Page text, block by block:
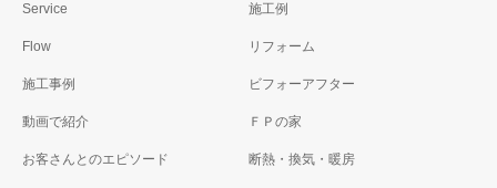
Service
Flow
施工事例
動画で紹介
お客さんとのエピソード
施工例
リフォーム
ビフォーアフター
ＦＰの家
断熱・換気・暖房